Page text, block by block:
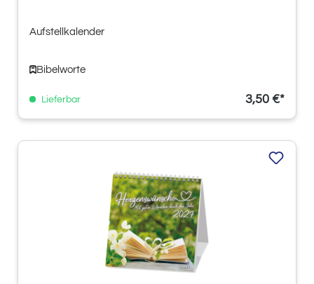
Aufstellkalender
Bibelworte
Lieferbar 3,50 €*